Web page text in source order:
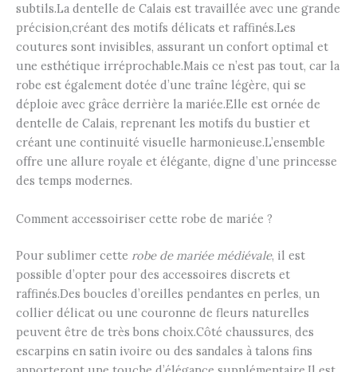
subtils.La dentelle de Calais est travaillée avec une grande
précision,créant des motifs délicats et raffinés.Les
coutures sont invisibles, assurant un confort optimal et
une esthétique irréprochable.Mais ce n’est pas tout, car la
robe est également dotée d’une traîne légère, qui se
déploie avec grâce derrière la mariée.Elle est ornée de
dentelle de Calais, reprenant les motifs du bustier et
créant une continuité visuelle harmonieuse.L’ensemble
offre une allure royale et élégante, digne d’une princesse
des temps modernes.
Comment accessoiriser cette robe de mariée ?
Pour sublimer cette robe de mariée médiévale, il est
possible d’opter pour des accessoires discrets et
raffinés.Des boucles d’oreilles pendantes en perles, un
collier délicat ou une couronne de fleurs naturelles
peuvent être de très bons choix.Côté chaussures, des
escarpins en satin ivoire ou des sandales à talons fins